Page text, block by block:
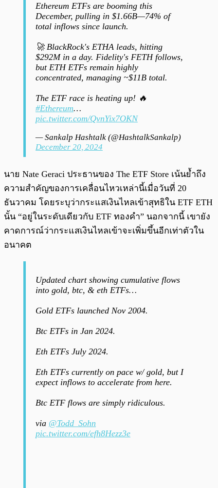
Ethereum ETFs are booming this
December, pulling in $1.66B—74% of
total inflows since launch.
🚀 BlackRock's ETHA leads, hitting
$292M in a day. Fidelity's FETH follows,
but ETH ETFs remain highly
concentrated, managing ~$11B total.
The ETF race is heating up! 🔥
#Ethereum…
pic.twitter.com/QvnYix7OKN
— Sankalp Hashtalk (@HashtalkSankalp)
December 20, 2024
นาย Nate Geraci ประธานของ The ETF Store เน้นย้ำถึง
ความสำคัญของการเคลื่อนไหวเหล่านี้เมื่อวันที่ 20
ธันวาคม โดยระบุว่ากระแสเงินไหลเข้าสุทธิใน ETF ETH
นั้น “อยู่ในระดับเดียวกับ ETF ทองคำ” นอกจากนี้ เขายัง
คาดการณ์ว่ากระแสเงินไหลเข้าจะเพิ่มขึ้นอีกเท่าตัวใน
อนาคต
Updated chart showing cumulative flows
into gold, btc, & eth ETFs…
Gold ETFs launched Nov 2004.
Btc ETFs in Jan 2024.
Eth ETFs July 2024.
Eth ETFs currently on pace w/ gold, but I
expect inflows to accelerate from here.
Btc ETF flows are simply ridiculous.
via @Todd_Sohn
pic.twitter.com/efh8Hezz3e